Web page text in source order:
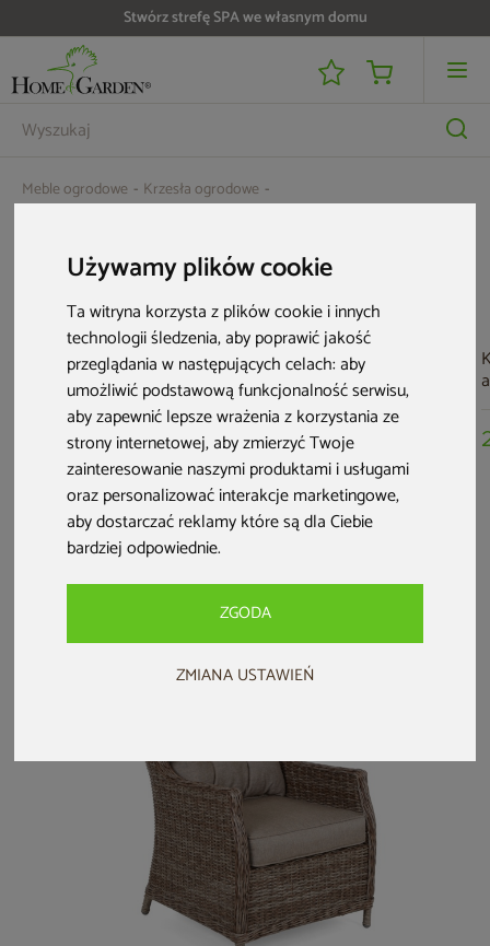
Używamy plików cookie
Ta witryna korzysta z plików cookie i innych
technologii śledzenia, aby poprawić jakość
przeglądania w następujących celach:aby
umożliwić podstawową funkcjonalność serwisu,
aby zapewnić lepsze wrażenia z korzystania ze
strony internetowej,aby zmierzyć Twoje
zainteresowanie naszymi produktami i usługami
oraz personalizować interakcje marketingowe,
aby dostarczać reklamy które są dla Ciebie
bardziej odpowiednie.
ZGODA
ZMIANA USTAWIEŃ
Stwórz strefę SPA we własnym domu
Meble ogrodowe
Krzesła ogrodowe
Fotel technorattanowy Alicante Ginger / Brown Melange
Aktualne oferty
technorattanowy
Bristol Relax Beige
/ Beige Melange
1 399 zł
Krzesło
technorattanowe
Zanzibar Beige /
289 zł
Krzesło ogrodowe
Lomi Grey
189 zł 109 zł